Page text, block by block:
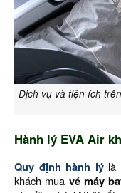
Dịch vụ và tiện ích
Hành lý EVA Air
Quy định hành lýlà
khách mua vé máy